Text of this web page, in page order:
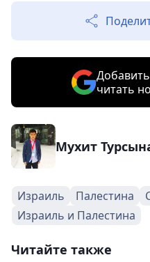
читать
Мухит
Израиль Палестина
Израиль и Палестина
Читайте также